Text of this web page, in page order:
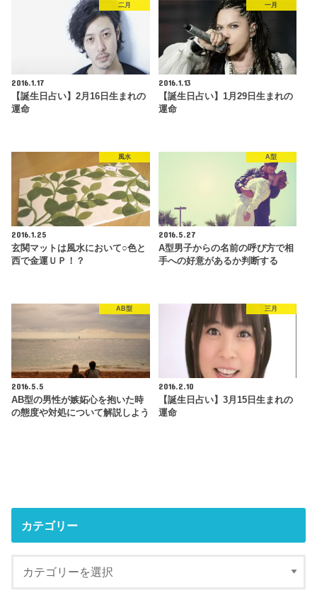
二月
2016.1.17
【誕生日占い】2月16日生まれの
運命
一月
2016.1.13
【誕生日占い】1月29日生まれの
運命
風水
2016.1.25
玄関マットは風水において○色と
西で金運ＵＰ！？
A型
2016.5.27
A型男子からの名前の呼び方で相
手への好意があるか判断する
AB型
2016.5.5
AB型の男性が嫉妬心を抱いた時
の態度や対処について解説しよう
三月
2016.2.10
【誕生日占い】3月15日生まれの
運命
カテゴリー